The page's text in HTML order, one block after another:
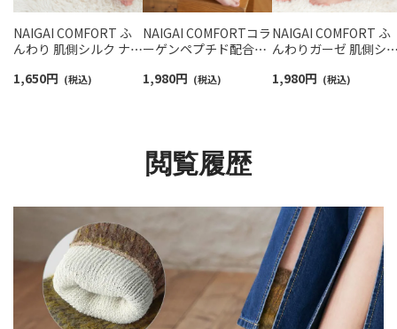
NAIGAI COMFORT ふ
んわり 肌側シルク ナイ
ゥ トゥーレス ルームソ
1,650円 (税込)
NAIGAI COMFORTコラ
ーゲンペプチド配合
ク混 レッグウォーマー
1,980円 (税込)
NAIGAI COMFORT ふ
んわりガーゼ 肌側シ
ームウォーマー 日本
1,980円 (税込)
閲覧履歴